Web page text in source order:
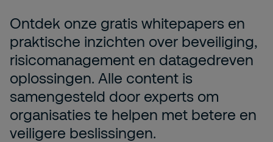
Ontdek onze gratis whitepapers en
praktische inzichten over beveiliging,
risicomanagement en datagedreven
oplossingen. Alle content is
samengesteld door experts om
organisaties te helpen met betere en
veiligere beslissingen.